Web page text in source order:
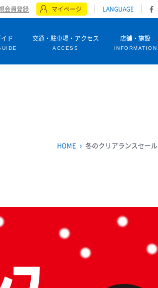
会員登録 マイページ LANGUAGE
ド 交通・駐車場・アクセス
ACCESS
店舗・施設
INFORMATION
HOME 冬のクリアランスセール